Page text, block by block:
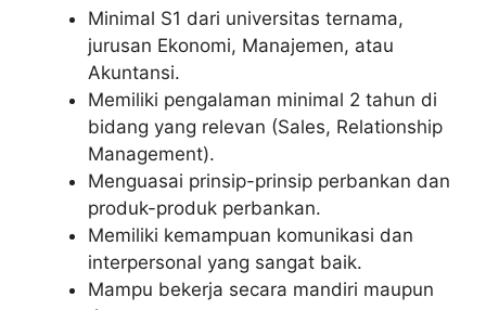
Minimal S1 dari universitas ternama,
jurusan Ekonomi, Manajemen, atau
Akuntansi.
Memiliki pengalaman minimal 2 tahun di
bidang yang relevan (Sales, Relationship
Management).
Menguasai prinsip-prinsip perbankan dan
produk-produk perbankan.
Memiliki kemampuan komunikasi dan
interpersonal yang sangat baik.
Mampu bekerja secara mandiri maupun